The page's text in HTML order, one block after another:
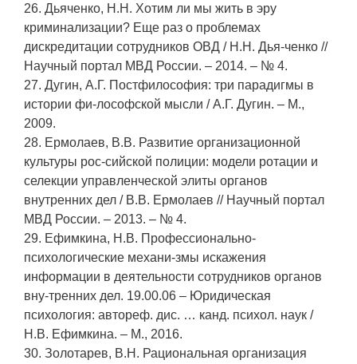
26. Дьяченко, Н.Н. Хотим ли мы жить в эру
криминализации? Еще раз о проблемах
дискредитации сотрудников ОВД / Н.Н. Дья-ченко //
Научный портал МВД России. – 2014. – № 4.
27. Дугин, А.Г. Постфилософия: три парадигмы в
истории фи-лософской мысли / А.Г. Дугин. – М.,
2009.
28. Ермолаев, В.В. Развитие организационной
культуры рос-сийской полиции: модели ротации и
селекции управленческой элиты органов
внутренних дел / В.В. Ермолаев // Научный портал
МВД России. – 2013. – № 4.
29. Ефимкина, Н.В. Профессионально-
психологические механи-змы искажения
информации в деятельности сотрудников органов
вну-тренних дел. 19.00.06 – Юридическая
психология: автореф. дис. … канд. психол. наук /
Н.В. Ефимкина. – М., 2016.
30. Золотарев, В.Н. Рациональная организация